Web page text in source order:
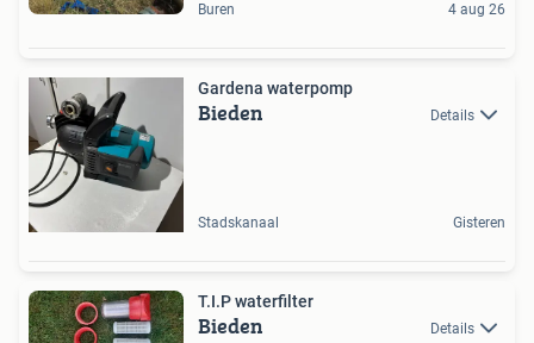
Buren 4 aug 26
Gardena waterpomp
Bieden Details
Stadskanaal Gisteren
T.I.P waterfilter
Bieden Details